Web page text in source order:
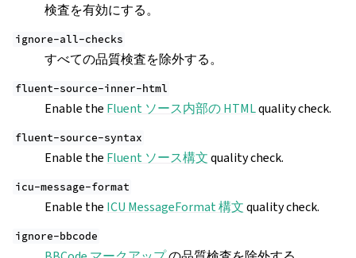
検査を有効にする。
ignore-all-checks
すべての品質検査を除外する。
fluent-source-inner-html
Enable the Fluent ソース内部の HTMLquality check.
fluent-source-syntax
Enable the Fluent ソース構文quality check.
icu-message-format
Enable the ICU MessageFormat 構文quality check.
ignore-bbcode